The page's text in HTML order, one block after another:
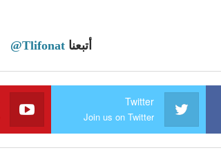
أتبعنا @Tlifonat
Twitter
Join us on Twitter